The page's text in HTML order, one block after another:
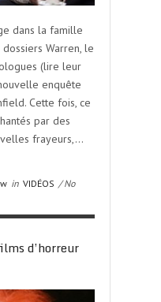
dans la famille
Warren, le
(lire leur
enquête
Cette fois, ce
par des
frayeurs,…
in VIDÉOS / No
d’horreur